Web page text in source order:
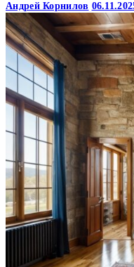
Андрей Корнилов